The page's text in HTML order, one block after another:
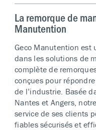
La remorque de
Manutention
Geco Manutention est
dans les solutions de
complète de
conçues pour
de l’industrie. Basée
Nantes et Angers,
service de ses clients
fiables sécurisés et